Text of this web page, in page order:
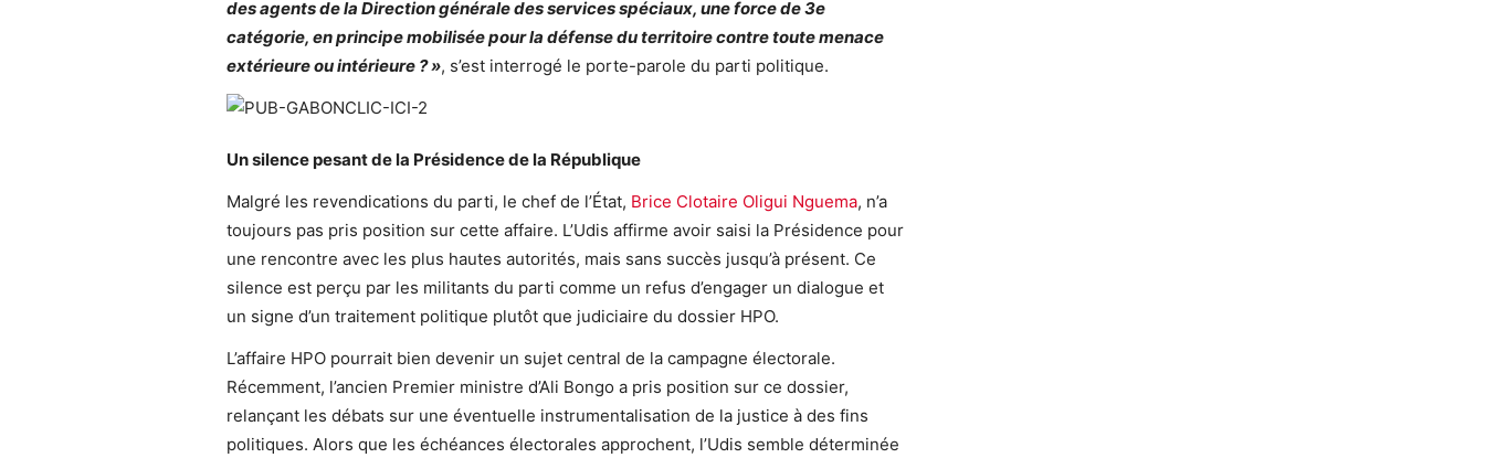
des agents de la Direction générale des services spéciaux, une force de 3e
catégorie, en principe mobilisée pour la défense du territoire contre toute menace
extérieure ou intérieure ? », s’est interrogé le porte-parole du parti politique.
Un silence pesant de la Présidence de la République
Malgré les revendications du parti, le chef de l’État, Brice Clotaire Oligui Nguema, n’a
toujours pas pris position sur cette affaire. L’Udis affirme avoir saisi la Présidence pour
une rencontre avec les plus hautes autorités, mais sans succès jusqu’à présent. Ce
silence est perçu par les militants du parti comme un refus d’engager un dialogue et
un signe d’un traitement politique plutôt que judiciaire du dossier HPO.
L’affaire HPO pourrait bien devenir un sujet central de la campagne électorale.
Récemment, l’ancien Premier ministre d’Ali Bongo a pris position sur ce dossier,
relançant les débats sur une éventuelle instrumentalisation de la justice à des fins
politiques. Alors que les échéances électorales approchent, l’Udis semble déterminée